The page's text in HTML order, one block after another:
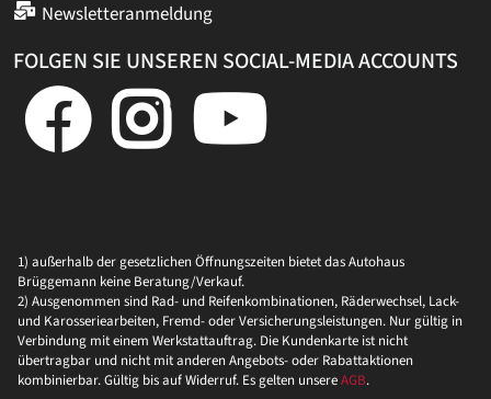
Newsletteranmeldung
FOLGEN SIE UNSEREN SOCIAL-MEDIA ACCOUNTS
1) außerhalb der gesetzlichen Öffnungszeiten bietet das Autohaus
Brüggemann keine Beratung/Verkauf.
2) Ausgenommen sind Rad- und Reifenkombinationen, Räderwechsel, Lack-
und Karosseriearbeiten, Fremd- oder Versicherungsleistungen. Nur gültig in
Verbindung mit einem Werkstattauftrag. Die Kundenkarte ist nicht
übertragbar und nicht mit anderen Angebots- oder Rabattaktionen
kombinierbar. Gültig bis auf Widerruf. Es gelten unsereAGB.